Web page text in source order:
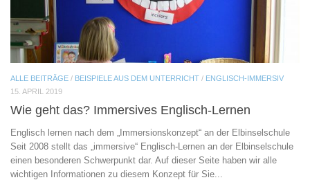
ALLE BEITRÄGE / BEISPIELE AUS DEM UNTERRICHT / ENGLISCH-IMMERSIV
15. APRIL 2019
Wie geht das? Immersives Englisch-Lernen
Englisch lernen nach dem „Immersionskonzept“ an der Elbinselschule
Seit 2008 stellt das „immersive“ Englisch-Lernen an der Elbinselschule
einen besonderen Schwerpunkt dar. Auf dieser Seite haben wir alle
wichtigen Informationen zu diesem Konzept für Sie...